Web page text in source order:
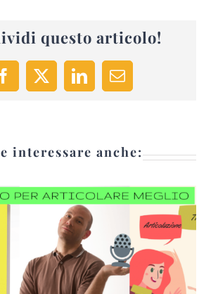
questo articolo!
Facebook
X LinkedInEmail
interessare anche: